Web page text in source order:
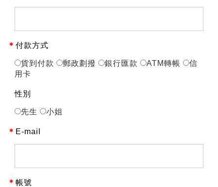
＊ 付款方式
貨到付款 郵政劃撥 銀行匯款 ATM轉帳
信
用卡
性別
先生 小姐
＊ E-mail
＊ 帳號